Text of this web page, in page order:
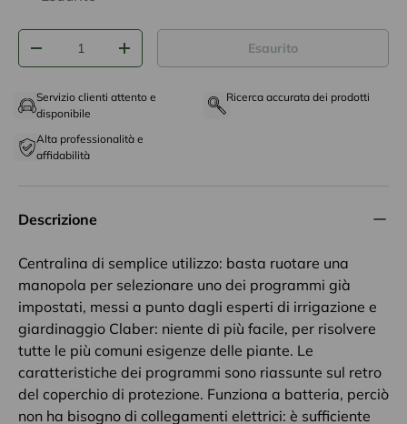
Q.tà
-
+ Esaurito
Servizio clienti attento e
disponibile
Ricerca accurata dei prodotti
Alta professionalità e
affidabilità
Descrizione
Centralina di semplice utilizzo: basta ruotare una
manopola per selezionare uno dei programmi già
impostati, messi a punto dagli esperti di irrigazione e
giardinaggio Claber: niente di più facile, per risolvere
tutte le più comuni esigenze delle piante. Le
caratteristiche dei programmi sono riassunte sul retro
del coperchio di protezione. Funziona a batteria, perciò
non ha bisogno di collegamenti elettrici: è sufficiente